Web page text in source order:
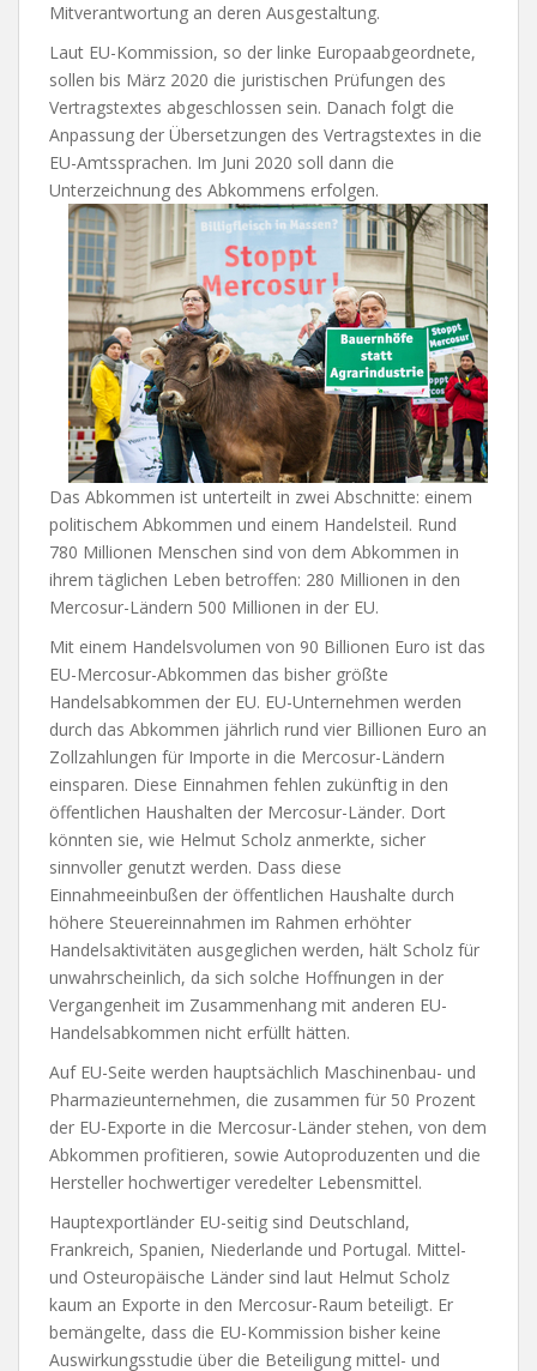
Mitverantwortung an deren Ausgestaltung.
Laut EU-Kommission, so der linke Europaabgeordnete,
sollen bis März 2020 die juristischen Prüfungen des
Vertragstextes abgeschlossen sein. Danach folgt die
Anpassung der Übersetzungen des Vertragstextes in die
EU-Amtssprachen. Im Juni 2020 soll dann die
Unterzeichnung des Abkommens erfolgen.
Das Abkommen ist unterteilt in zwei Abschnitte: einem
politischem Abkommen und einem Handelsteil. Rund
780 Millionen Menschen sind von dem Abkommen in
ihrem täglichen Leben betroffen: 280 Millionen in den
Mercosur-Ländern 500 Millionen in der EU.
Mit einem Handelsvolumen von 90 Billionen Euro ist das
EU-Mercosur-Abkommen das bisher größte
Handelsabkommen der EU. EU-Unternehmen werden
durch das Abkommen jährlich rund vier Billionen Euro an
Zollzahlungen für Importe in die Mercosur-Ländern
einsparen. Diese Einnahmen fehlen zukünftig in den
öffentlichen Haushalten der Mercosur-Länder. Dort
könnten sie, wie Helmut Scholz anmerkte, sicher
sinnvoller genutzt werden. Dass diese
Einnahmeeinbußen der öffentlichen Haushalte durch
höhere Steuereinnahmen im Rahmen erhöhter
Handelsaktivitäten ausgeglichen werden, hält Scholz für
unwahrscheinlich, da sich solche Hoffnungen in der
Vergangenheit im Zusammenhang mit anderen EU-
Handelsabkommen nicht erfüllt hätten.
Auf EU-Seite werden hauptsächlich Maschinenbau- und
Pharmazieunternehmen, die zusammen für 50 Prozent
der EU-Exporte in die Mercosur-Länder stehen, von dem
Abkommen profitieren, sowie Autoproduzenten und die
Hersteller hochwertiger veredelter Lebensmittel.
Hauptexportländer EU-seitig sind Deutschland,
Frankreich, Spanien, Niederlande und Portugal. Mittel-
und Osteuropäische Länder sind laut Helmut Scholz
kaum an Exporte in den Mercosur-Raum beteiligt. Er
bemängelte, dass die EU-Kommission bisher keine
Auswirkungsstudie über die Beteiligung mittel- und